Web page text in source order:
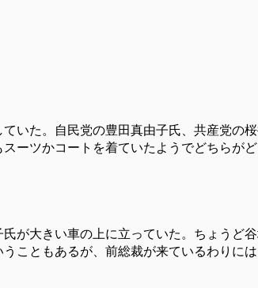
いた。自民党の豊田真由子氏、共産党の
ーツかコートを着ていたようでどちらが
が大きい車の上に立っていた。ちょうど
こともあるが、前総裁が来ているわりに